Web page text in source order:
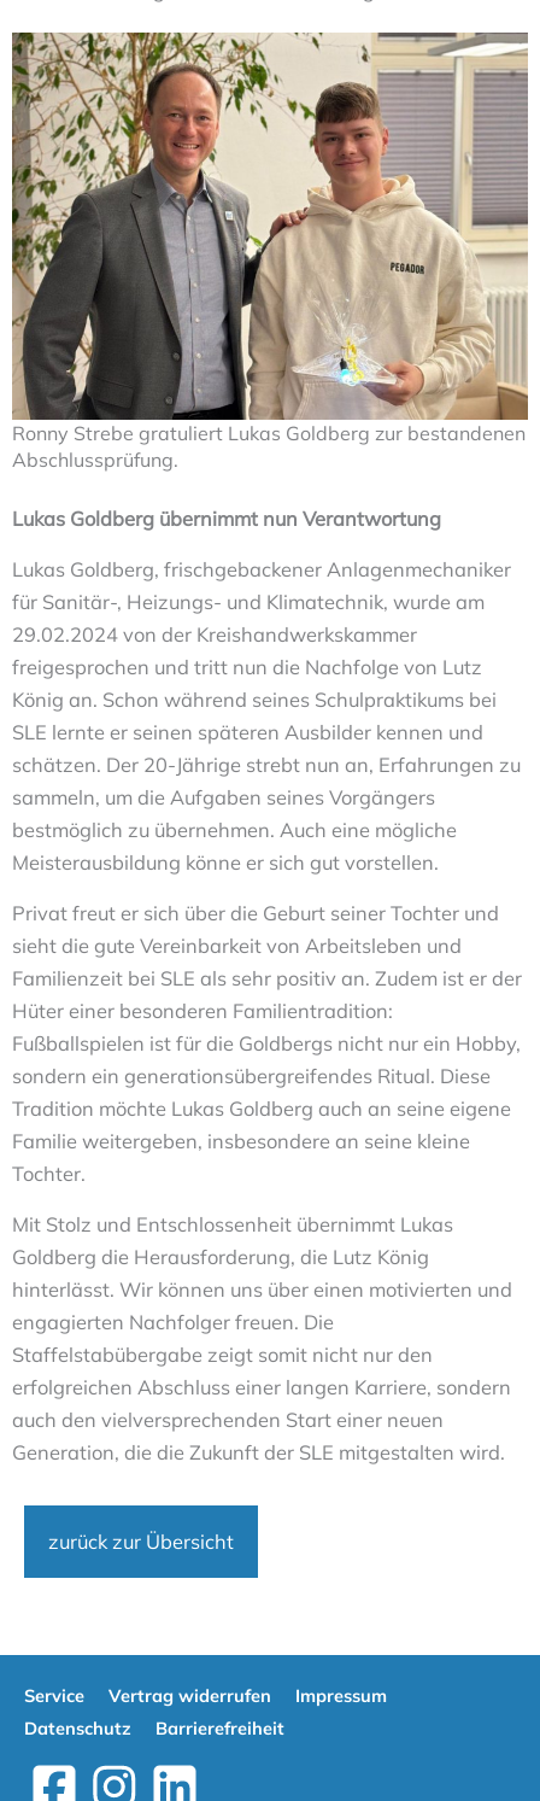
Ronny Strebe gratuliert Lukas Goldberg zur bestandenen
Abschlussprüfung.
Lukas Goldberg übernimmt nun Verantwortung
Lukas Goldberg, frischgebackener Anlagenmechaniker
für Sanitär-, Heizungs- und Klimatechnik, wurde am
29.02.2024 von der Kreishandwerkskammer
freigesprochen und tritt nun die Nachfolge von Lutz
König an. Schon während seines Schulpraktikums bei
SLE lernte er seinen späteren Ausbilder kennen und
schätzen. Der 20-Jährige strebt nun an, Erfahrungen zu
sammeln, um die Aufgaben seines Vorgängers
bestmöglich zu übernehmen. Auch eine mögliche
Meisterausbildung könne er sich gut vorstellen.
Privat freut er sich über die Geburt seiner Tochter und
sieht die gute Vereinbarkeit von Arbeitsleben und
Familienzeit bei SLE als sehr positiv an. Zudem ist er der
Hüter einer besonderen Familientradition:
Fußballspielen ist für die Goldbergs nicht nur ein Hobby,
sondern ein generationsübergreifendes Ritual. Diese
Tradition möchte Lukas Goldberg auch an seine eigene
Familie weitergeben, insbesondere an seine kleine
Tochter.
Mit Stolz und Entschlossenheit übernimmt Lukas
Goldberg die Herausforderung, die Lutz König
hinterlässt. Wir können uns über einen motivierten und
engagierten Nachfolger freuen. Die
Staffelstabübergabe zeigt somit nicht nur den
erfolgreichen Abschluss einer langen Karriere, sondern
auch den vielversprechenden Start einer neuen
Generation, die die Zukunft der SLE mitgestalten wird.
zurück zur Übersicht
Service Vertrag widerrufen
Impressum
Datenschutz
Barrierefreiheit